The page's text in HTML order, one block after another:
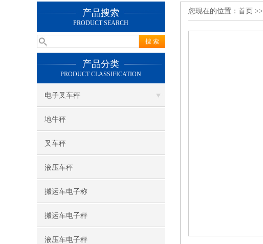
产品搜索
PRODUCT SEARCH
产品分类
PRODUCT CLASSIFICATION
电子叉车秤
地牛秤
叉车秤
液压车秤
搬运车电子称
搬运车电子秤
液压车电子秤
您现在的位置： 首页 >>